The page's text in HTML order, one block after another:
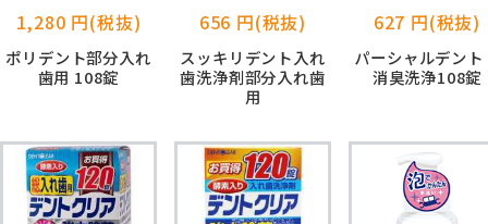
1,280 円(税抜)
ポリデント部分入れ
歯用 108錠
656 円(税抜)
スッキリデント入れ
歯洗浄剤部分入れ歯
用
627 円(税抜)
パーシャルデン
消臭洗浄108錠